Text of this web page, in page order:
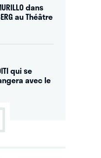
dans
au Théâtre
qui se
avec le